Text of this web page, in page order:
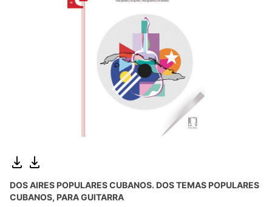
DOS AIRES POPULARES CUBANOS. DOS TEMAS POPULARES
CUBANOS, PARA GUITARRA